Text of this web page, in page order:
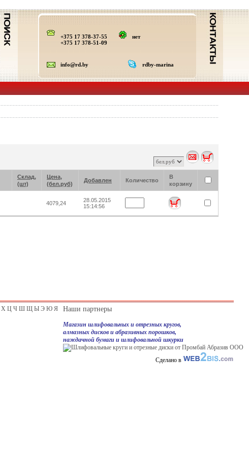
+375 17 378-37-55
+375 17 378-51-09
нет
info@rd.by rdby-marina
Склад,
(шт)
Цена,
(бел.руб)
Добавлен Количество
В
корзину
4079,24
28.05.2015
15:14:56
Х Ц Ч Ш Щ Ы Э Ю Я Наши партнеры
Магазин шлифовальных и отрезных кругов,
алмазных дисков и абразивных порошков,
наждачной бумаги и шлифовальной шкурки
Сделано в